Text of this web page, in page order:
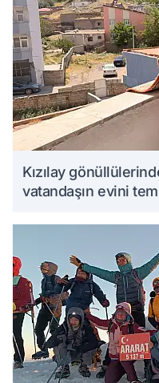
Kızılay
vatandaşın evini